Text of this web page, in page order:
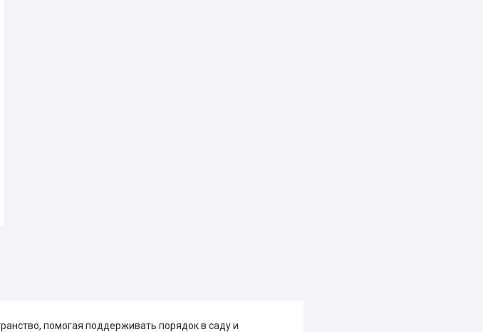
помогая поддерживать порядок в саду и